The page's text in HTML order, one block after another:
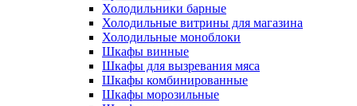
Холодильники барные
Холодильные витрины для магазина
Холодильные моноблоки
Шкафы винные
Шкафы для вызревания мяса
Шкафы комбинированные
Шкафы морозильные